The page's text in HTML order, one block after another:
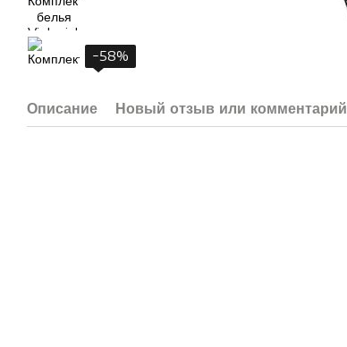
−58%
Описание Новый отзыв или комментарий